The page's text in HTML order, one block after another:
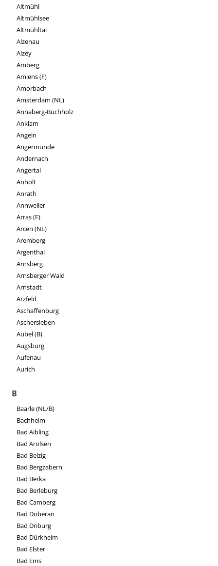
Altmühl
Altmühlsee
Altmühltal
Alzenau
Alzey
Amberg
Amiens (F)
Amorbach
Amsterdam (NL)
Annaberg-Buchholz
Anklam
Angeln
Angermünde
Andernach
Angertal
Anholt
Anrath
Annweiler
Arras (F)
Arcen (NL)
Aremberg
Argenthal
Arnsberg
Arnsberger Wald
Arnstadt
Arzfeld
Aschaffenburg
Aschersleben
Aubel (B)
Augsburg
Aufenau
Aurich
B
Baarle (NL/B)
Bachheim
Bad Aibling
Bad Arolsen
Bad Belzig
Bad Bergzabern
Bad Berka
Bad Berleburg
Bad Camberg
Bad Doberan
Bad Driburg
Bad Dürkheim
Bad Elster
Bad Ems